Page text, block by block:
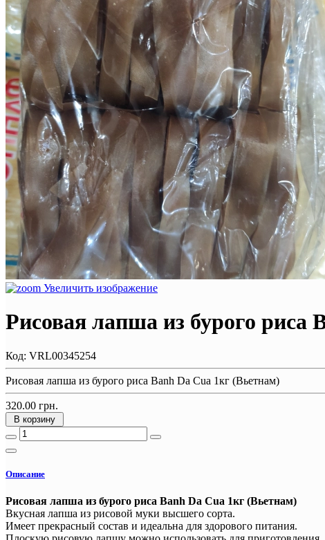
Увеличить изображение
Рисовая лапша из бурого риса
Код: VRL00345254
Рисовая лапша из бурого риса Banh Da Cua 1кг (Вьетнам)
320.00 грн.
В корзину
Описание
Рисовая лапша из бурого риса Banh Da Cua 1кг (Вьетнам)
Вкусная лапша из рисовой муки высшего сорта.
Имеет прекрасный состав и идеальна для здорового питания.